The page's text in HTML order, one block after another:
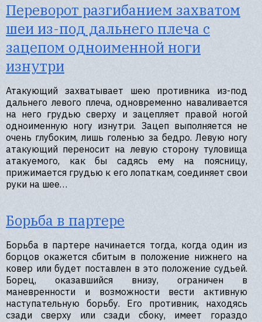
Переворот разгибанием захватом
шеи из-под дальнего плеча с
зацепом одноименной ноги
изнутри
Атакующий захватывает шею противника из-под
дальнего левого плеча, одновременно наваливается
на него грудью сверху и зацепляет правой ногой
одноименную ногу изнутри. Зацеп выполняется не
очень глубоким, лишь голенью за бедро. Левую ногу
атакующий переносит на левую сторону туловища
атакуемого, как бы садясь ему на поясницу,
прижимается грудью к его лопаткам, соединяет свои
руки на шее…
Борьба в партере
Борьба в партере начинается тогда, когда один из
борцов окажется сбитым в положение нижнего на
ковер или будет поставлен в это положение судьей.
Борец, оказавшийся внизу, ограничен в
маневренности и возможности вести активную
наступательную борьбу. Его противник, находясь
сзади сверху или сзади сбоку, имеет гораздо